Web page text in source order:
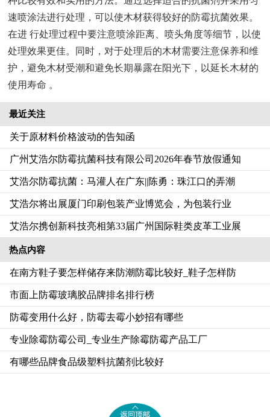
速喷涂法进行处理，可以使木材获得较好的防霉抗菌效果。
在进 行处理过程中要注意喷涂距离、喷头角度等细节，以使
处理效果更佳。同时，对于处理后的木材需要注意保养和维
护，避免木材受潮和避免长期暴露在阳光下，以延长木材的
使用寿命 。
最近关注
关于原材料价格波动的告知函
广州艾浩尔防霉抗菌科技有限公司2026年春节放假通知
艾浩尔防霉抗菌：马灌人在广东||陈勇：珠江口的弄潮
艾浩尔将出展厦门印刷包装产业博览会，为包装行业
艾浩尔携创新科技亮相第33届广州国际鞋类皮革工业展
热点内容
在南方鞋子要怎样储存来防潮防霉比较好_鞋子怎样防
市面上防霉玻璃胶品牌排名排行榜
防霉变用什么好，防霉去霉小妙招有哪些
专业除霉防霉公司_专业生产除霉防霉产品工厂
有哪些品牌食品级塑料抗菌剂比较好